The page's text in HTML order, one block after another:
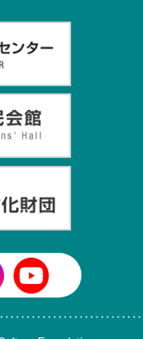
クセンター公式
シビックセンター
日立シビックセ
日立シビ